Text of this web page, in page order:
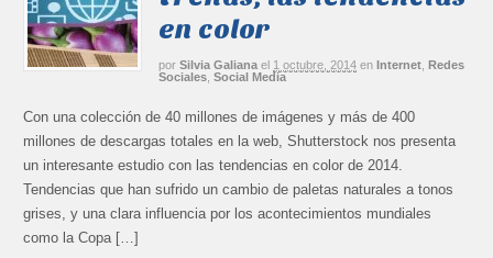
en color
por Silvia Galiana el 1 octubre, 2014 en Internet
Redes
Sociales ,Social Media
Con una colección de 40 millones de imágenes y más de 400
millones de descargas totales en la web, Shutterstock nos presenta
un interesante estudio con las tendencias en color de 2014.
Tendencias que han sufrido un cambio de paletas naturales a tonos
grises, y una clara influencia por los acontecimientos mundiales
como la Copa […]